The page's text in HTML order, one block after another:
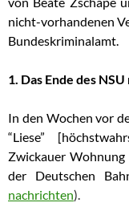
nicht-vorhandenen
Bundeskriminalamt.
1. Das Ende des
In den Wochen vor
“Liese”
Zwickauer
der Deutschen
nachrichten).